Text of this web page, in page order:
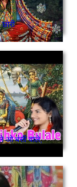
ओ बंसी वाले,